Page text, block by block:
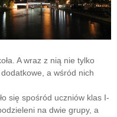
A wraz z nią nie tylko
a wśród nich
się spośród uczniów klas I-
na dwie grupy, a